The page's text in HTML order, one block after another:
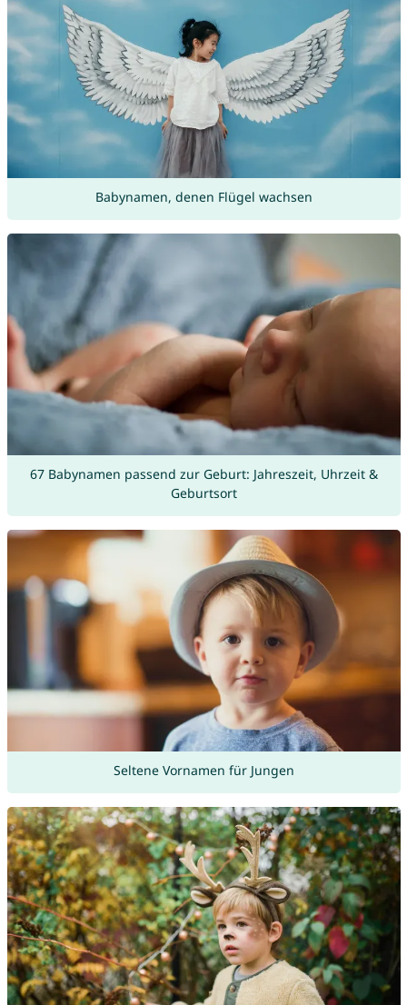
Babynamen, denen Flügel wachsen
67 Babynamen passend zur Geburt: Jahreszeit, Uhrzeit &
Geburtsort
Seltene Vornamen für Jungen